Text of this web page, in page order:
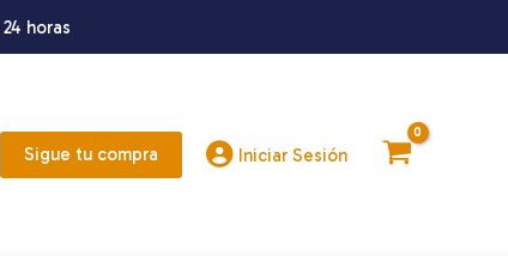
horas
Sigue tu compra Iniciar Sesión